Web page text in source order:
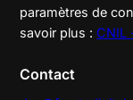
paramètres de
savoir plus :CNIL
Contact